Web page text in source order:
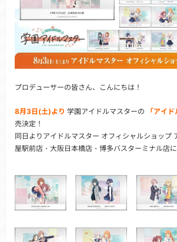
プロデューサーの皆さん、こんにちは！
8月3日(土)より 学園アイドルマスターの 「アイ
売決定！
同日よりアイドルマスター オフィシャルショップ
屋駅前店・大阪日本橋店・博多バスターミナル店